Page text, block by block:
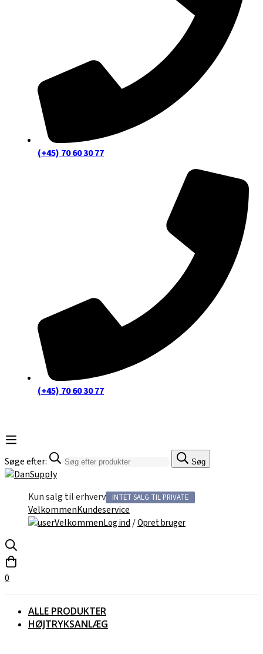
(+45) 70 60 30 77
(+45) 70 60 30 77
Søge efter: Søg
Kun salg til erhverv INTET SALG TIL PRIVATE
VelkommenKundeservice
VelkommenLog ind/Opret bruger
0
ALLE PRODUKTER
HØJTRYKSANLÆG